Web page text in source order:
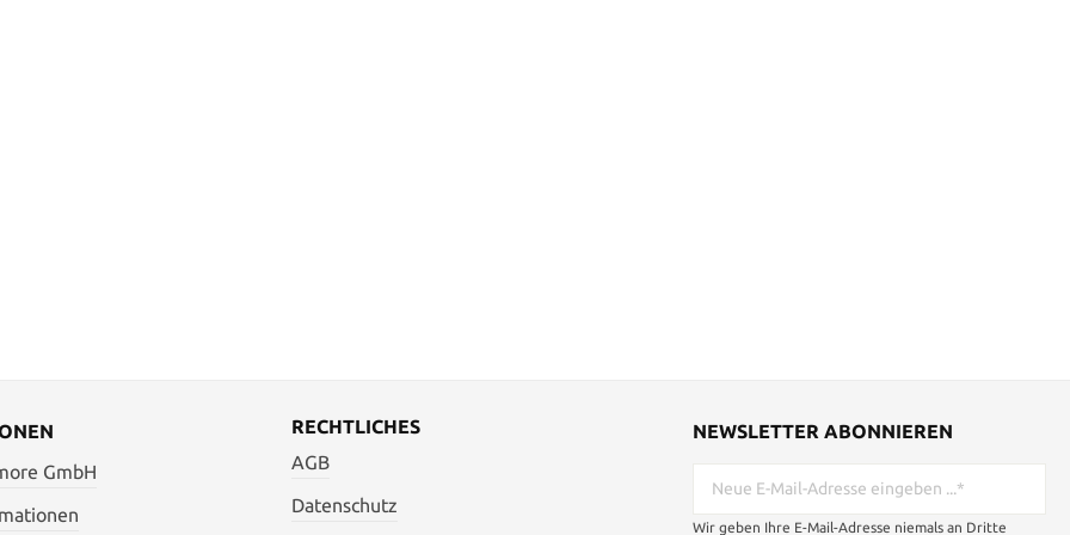
GmbH
RECHTLICHES
AGB
Datenschutz
NEWSLETTER ABONNIEREN
Wir geben Ihre E-Mail-Adresse niemals an Dritte